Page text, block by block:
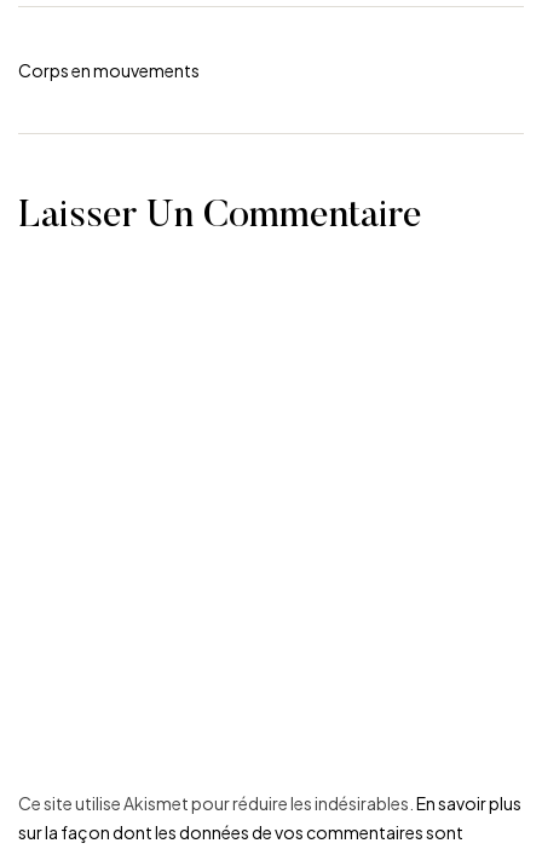
Corps en mouvements
Laisser Un Commentaire
Ce site utilise Akismet pour réduire les indésirables. En savoir plus
sur la façon dont les données de vos commentaires sont